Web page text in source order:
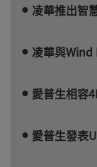
凌華推出智
凌華與Wind
愛普生相容
愛普生發表